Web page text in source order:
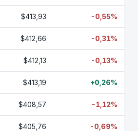
$413,93 -0,55%
$412,66 -0,31%
$412,13 -0,13%
$413,19 +0,26%
$408,57 -1,12%
$405,76 -0,69%